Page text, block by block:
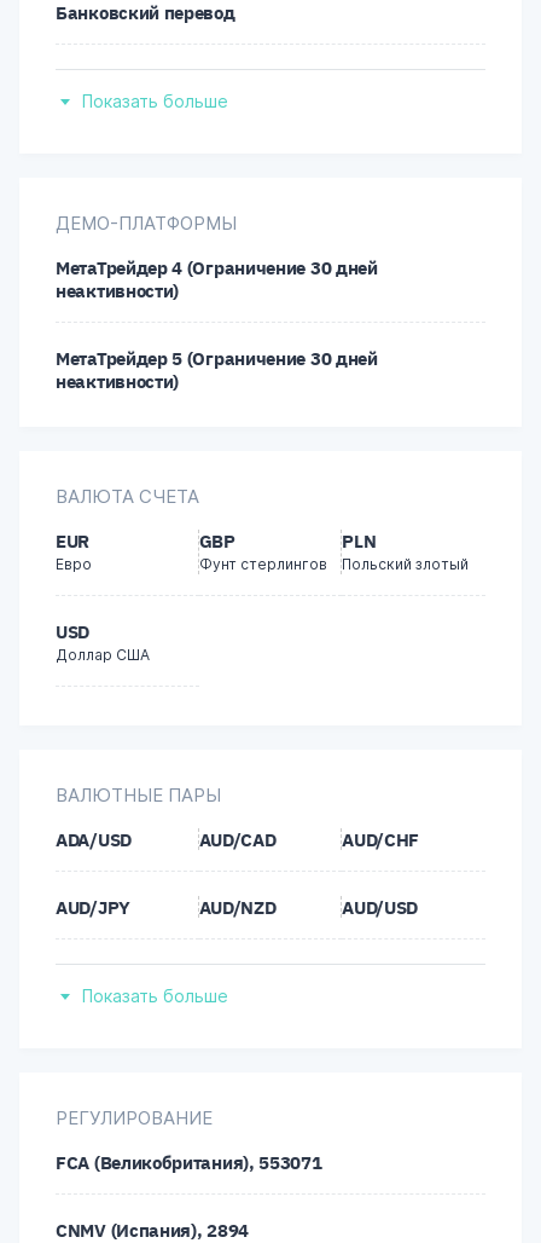
Румыния
Банковский перевод
Perfect Money
FasaPay
Tether (USDT)
Показать больше
ДЕМО-ПЛАТФОРМЫ
МетаТрейдер 4 (Ограничение 30 дней
неактивности)
МетаТрейдер 5 (Ограничение 30 дней
неактивности)
ВАЛЮТА СЧЕТА
EUR
Евро
GBP
Фунт стерлингов
PLN
Польский злотый
USD
Доллар США
ВАЛЮТНЫЕ ПАРЫ
ADA/USD
AUD/CAD AUD/CHF
AUD/JPY AUD/NZD AUD/USD
DOT/USD EOS/USD
EUR/AUD EUR/CAD
Показать больше
РЕГУЛИРОВАНИЕ
FCA (Великобритания), 553071
CNMV (Испания), 2894